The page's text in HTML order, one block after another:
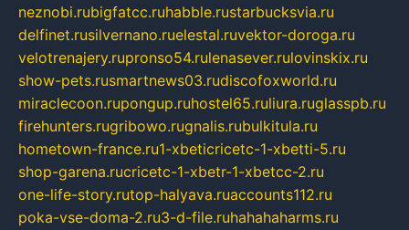
neznobi.rubigfatcc.ruhabble.rustarbucksvia.ru
delfinet.rusilvernano.ruelestal.ruvektor-doroga.ru
velotrenajery.rupronso54.rulenasever.rulovinskix.ru
show-pets.rusmartnews03.rudiscofoxworld.ru
miraclecoon.rupongup.ruhostel65.ruliura.ruglasspb.ru
firehunters.rugribowo.rugnalis.rubulkitula.ru
hometown-france.ru1-xbeticricetc-1-xbetti-5.ru
shop-garena.rucricetc-1-xbetr-1-xbetcc-2.ru
one-life-story.rutop-halyava.ruaccounts112.ru
poka-vse-doma-2.ru3-d-file.ruhahahaharms.ru